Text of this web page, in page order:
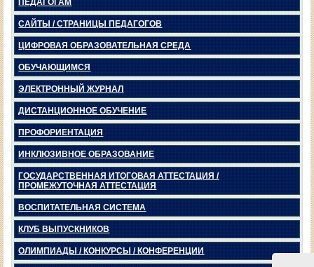
ПЕДАГОГАМ
САЙТЫ / СТРАНИЦЫ ПЕДАГОГОВ
ЦИФРОВАЯ ОБРАЗОВАТЕЛЬНАЯ СРЕДА
ОБУЧАЮЩИМСЯ
ЭЛЕКТРОННЫЙ ЖУРНАЛ
ДИСТАНЦИОННОЕ ОБУЧЕНИЕ
ПРОФОРИЕНТАЦИЯ
ИНКЛЮЗИВНОЕ ОБРАЗОВАНИЕ
ГОСУДАРСТВЕННАЯ ИТОГОВАЯ АТТЕСТАЦИЯ /
ПРОМЕЖУТОЧНАЯ АТТЕСТАЦИЯ
ВОСПИТАТЕЛЬНАЯ СИСТЕМА
КЛУБ ВЫПУСКНИКОВ
ОЛИМПИАДЫ / КОНКУРСЫ / КОНФЕРЕНЦИИ